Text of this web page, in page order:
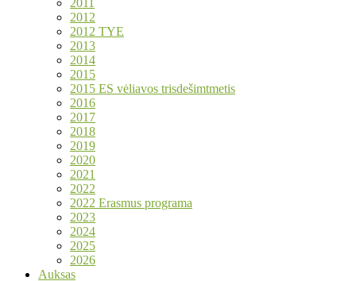
2011
2012
2012 TYE
2013
2014
2015
2015 ES vėliavos trisdešimtmetis
2016
2017
2018
2019
2020
2021
2022
2022 Erasmus programa
2023
2024
2025
2026
Auksas